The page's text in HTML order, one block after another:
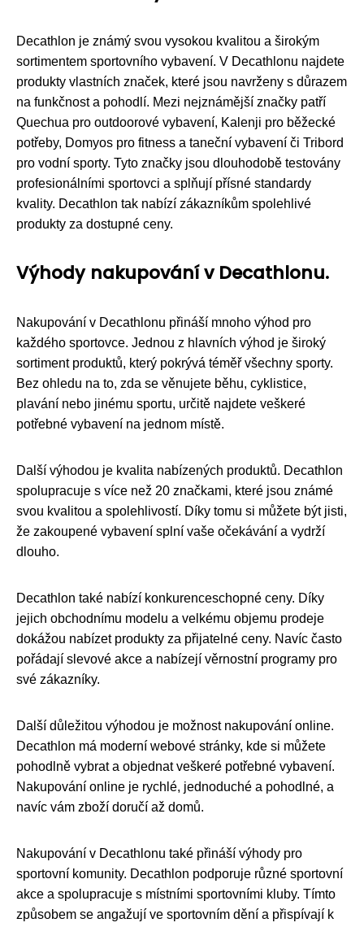
Decathlon je známý svou vysokou kvalitou a širokým
sortimentem sportovního vybavení. V Decathlonu najdete
produkty vlastních značek, které jsou navrženy s důrazem
na funkčnost a pohodlí. Mezi nejznámější značky patří
Quechua pro outdoorové vybavení, Kalenji pro běžecké
potřeby, Domyos pro fitness a taneční vybavení či Tribord
pro vodní sporty. Tyto značky jsou dlouhodobě testovány
profesionálními sportovci a splňují přísné standardy
kvality. Decathlon tak nabízí zákazníkům spolehlivé
produkty za dostupné ceny.
Výhody nakupování v Decathlonu.
Nakupování v Decathlonu přináší mnoho výhod pro
každého sportovce. Jednou z hlavních výhod je široký
sortiment produktů, který pokrývá téměř všechny sporty.
Bez ohledu na to, zda se věnujete běhu, cyklistice,
plavání nebo jinému sportu, určitě najdete veškeré
potřebné vybavení na jednom místě.
Další výhodou je kvalita nabízených produktů. Decathlon
spolupracuje s více než 20 značkami, které jsou známé
svou kvalitou a spolehlivostí. Díky tomu si můžete být jisti,
že zakoupené vybavení splní vaše očekávání a vydrží
dlouho.
Decathlon také nabízí konkurenceschopné ceny. Díky
jejich obchodnímu modelu a velkému objemu prodeje
dokážou nabízet produkty za přijatelné ceny. Navíc často
pořádají slevové akce a nabízejí věrnostní programy pro
své zákazníky.
Další důležitou výhodou je možnost nakupování online.
Decathlon má moderní webové stránky, kde si můžete
pohodlně vybrat a objednat veškeré potřebné vybavení.
Nakupování online je rychlé, jednoduché a pohodlné, a
navíc vám zboží doručí až domů.
Nakupování v Decathlonu také přináší výhody pro
sportovní komunity. Decathlon podporuje různé sportovní
akce a spolupracuje s místními sportovními kluby. Tímto
způsobem se angažují ve sportovním dění a přispívají k